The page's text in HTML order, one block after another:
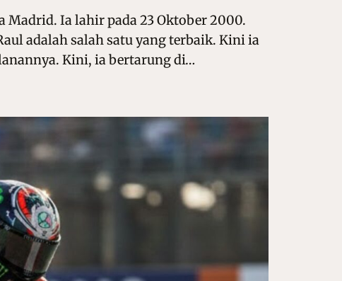
Madrid. Ia lahir pada 23 Oktober 2000.
adalah salah satu yang terbaik. Kini ia
Kini, ia bertarung di…